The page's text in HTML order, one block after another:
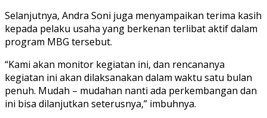
Selanjutnya, Andra Soni juga menyampaikan terima kasih
kepada pelaku usaha yang berkenan terlibat aktif dalam
program MBG tersebut.
“Kami akan monitor kegiatan ini, dan rencananya
kegiatan ini akan dilaksanakan dalam waktu satu bulan
penuh. Mudah – mudahan nanti ada perkembangan dan
ini bisa dilanjutkan seterusnya,” imbuhnya.